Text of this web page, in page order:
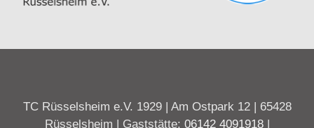
TC Rüsselsheim e.V. 1929 | Am Ostpark 12 | 65428
Rüsselsheim | Gaststätte: 06142 4091918|